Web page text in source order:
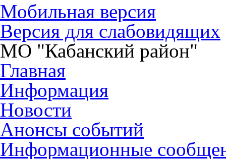
Мобильная версия
Версия для слабовидящих
МО "Кабанский район"
Главная
Информация
Новости
Анонсы событий
Информационные